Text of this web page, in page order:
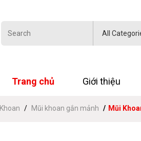
Trang chủ Giới thiệu
Khoan Mũi khoan gắn mảnh Mũi